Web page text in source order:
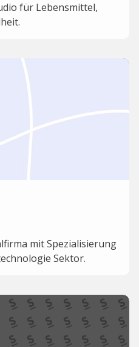
für Lebensmittel,
mit Spezialisierung
Sektor.